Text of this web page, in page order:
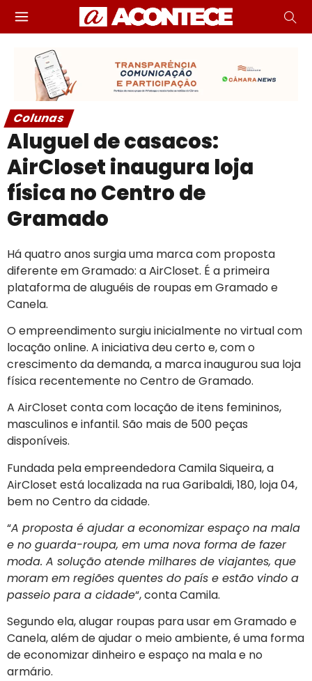
Colunas
Aluguel de casacos:
AirCloset inaugura loja
física no Centro de
Gramado
Há quatro anos surgia uma marca com proposta
diferente em Gramado: a AirCloset. É a primeira
plataforma de aluguéis de roupas em Gramado e
Canela.
O empreendimento surgiu inicialmente no virtual com
locação online. A iniciativa deu certo e, com o
crescimento da demanda, a marca inaugurou sua loja
física recentemente no Centro de Gramado.
A AirCloset conta com locação de itens femininos,
masculinos e infantil. São mais de 500 peças
disponíveis.
Fundada pela empreendedora Camila Siqueira, a
AirCloset está localizada na rua Garibaldi, 180, loja 04,
bem no Centro da cidade.
“A proposta é ajudar a economizar espaço na mala
e no guarda-roupa, em uma nova forma de fazer
moda. A solução atende milhares de viajantes, que
moram em regiões quentes do país e estão vindo a
passeio para a cidade“, conta Camila.
Segundo ela, alugar roupas para usar em Gramado e
Canela, além de ajudar o meio ambiente, é uma forma
de economizar dinheiro e espaço na mala e no
armário.